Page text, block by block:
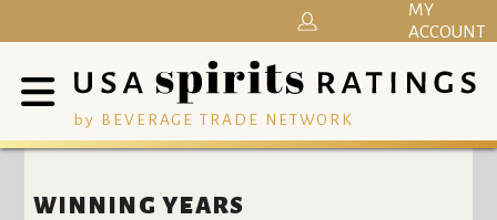
by BEVERAGE TRADE NETWORK
MY
ACCOUNT
WINNING YEARS